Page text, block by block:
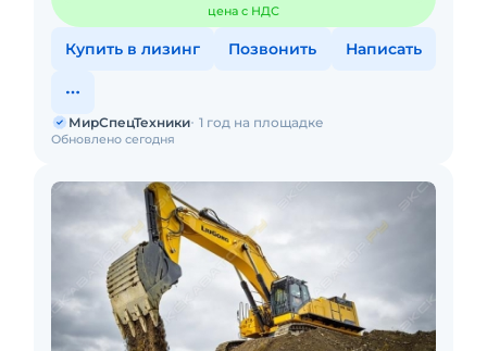
цена с НДС
Купить в лизинг Позвонить Написать
Обновлено сегодня
МирСпецТехники 1 год на площадке